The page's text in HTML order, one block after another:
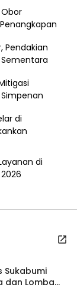
Pendakian
Simpenan
di
di
Sukabumi
dan Lomba